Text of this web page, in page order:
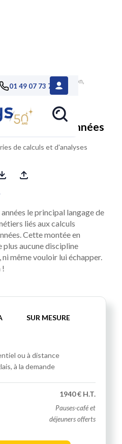
01 49 07 73 73
Formation Python,
de données
de calculs et d'analyses
le principal langage de
liés aux calculs
Cette montée en
plus aucune discipline
même vouloir lui échapper.
!
SUR MESURE
ou à distance
à la demande
1940 € H.T.
Pauses-café et
déjeuners offerts